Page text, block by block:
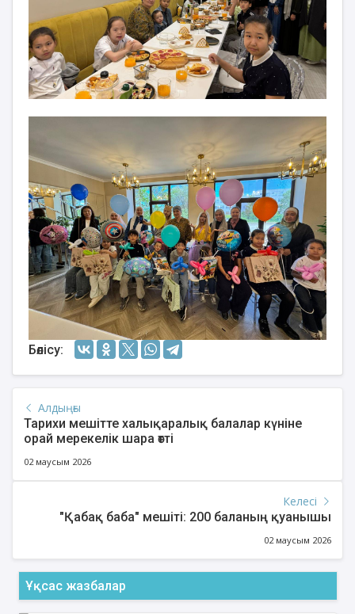
Бөлісу:
Алдыңғы
Тарихи мешітте халықаралық балалар күніне
орай мерекелік шара өтті
02 маусым 2026
Келесі
"Қабақ баба" мешіті: 200 баланың қуанышы
02 маусым 2026
Ұқсас жазбалар